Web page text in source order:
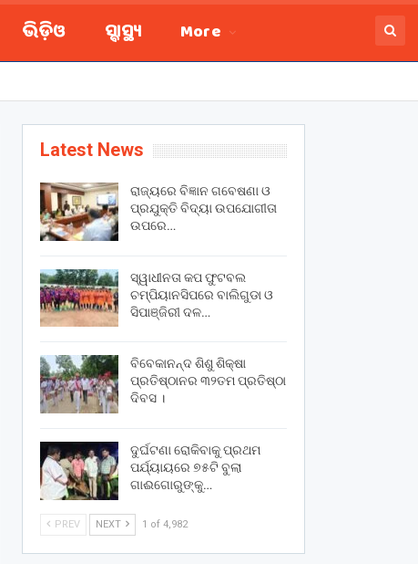
ଭିଡ଼ିଓ ସ୍ବାସ୍ଥ୍ୟ More
Latest News
ରାଜ୍ୟରେ ବିଜ୍ଞାନ ଗବେଷଣା ଓ
ପ୍ରଯୁକ୍ତି ବିଦ୍ୟା ଉପଯୋଗୀତା
ଉପରେ…
ସ୍ୱାଧୀନତା କପ ଫୁଟବଲ
ଚମ୍ପିୟାନସିପରେ ବାଲିଗୁଡା ଓ
ସିପାଞ୍ଜିରୀ ଦଳ…
ବିବେକାନନ୍ଦ ଶିଶୁ ଶିକ୍ଷା
ପ୍ରତିଷ୍ଠାନର ୩୨ତମ ପ୍ରତିଷ୍ଠା
ଦିବସ ।
ଦୁର୍ଘଟଣା ରୋକିବାକୁ ପ୍ରଥମ
ପର୍ଯ୍ୟାୟରେ ୭୫ଟି ବୁଲା
ଗାଈଗୋରୁଙ୍କୁ…
PREV NEXT 1 of 4,982